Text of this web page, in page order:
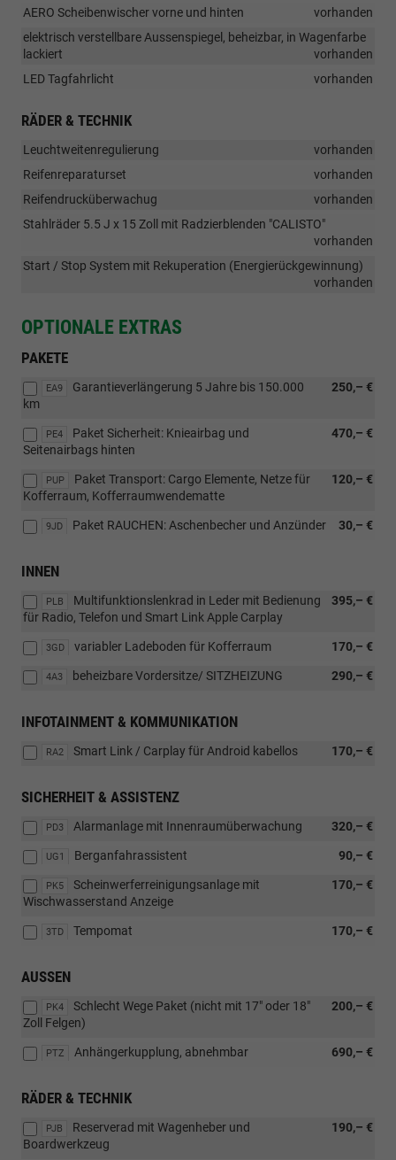
AERO Scheibenwischer vorne und hinten
vorhanden
elektrisch verstellbare Aussenspiegel, beheizbar, in Wagenfarbe
lackiert
vorhanden
LED Tagfahrlicht
vorhanden
RÄDER & TECHNIK
Leuchtweitenregulierung
vorhanden
Reifenreparaturset
vorhanden
Reifendrucküberwachug
vorhanden
Stahlräder 5.5 J x 15 Zoll mit Radzierblenden "CALISTO"
vorhanden
Start / Stop System mit Rekuperation (Energierückgewinnung)
vorhanden
OPTIONALE EXTRAS
PAKETE
EA9 250,– €
Garantieverlängerung 5 Jahre bis 150.000
km
PE4 470,– €
Paket Sicherheit: Knieairbag und
Seitenairbags hinten
PUP 120,– €
Paket Transport: Cargo Elemente, Netze für
Kofferraum, Kofferraumwendematte
9JD 30,– €
Paket RAUCHEN: Aschenbecher und Anzünder
INNEN
PLB 395,– €
Multifunktionslenkrad in Leder mit Bedienung
für Radio, Telefon und Smart Link Apple Carplay
3GD 170,– €
variabler Ladeboden für Kofferraum
4A3 290,– €
beheizbare Vordersitze/ SITZHEIZUNG
INFOTAINMENT & KOMMUNIKATION
RA2 170,– €
Smart Link / Carplay für Android kabellos
SICHERHEIT & ASSISTENZ
PD3 320,– €
Alarmanlage mit Innenraumüberwachung
UG1 90,– €
Berganfahrassistent
PK5 170,– €
Scheinwerferreinigungsanlage mit
Wischwasserstand Anzeige
3TD 170,– €
Tempomat
AUSSEN
PK4 200,– €
Schlecht Wege Paket (nicht mit 17" oder 18"
Zoll Felgen)
PTZ 690,– €
Anhängerkupplung, abnehmbar
RÄDER & TECHNIK
PJB 190,– €
Reserverad mit Wagenheber und
Boardwerkzeug